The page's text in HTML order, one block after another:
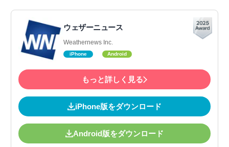
ウェザーニュース
Weathernews Inc.
iPhone Android
もっと詳しく見る
iPhone版をダウンロード
Android版をダウンロード